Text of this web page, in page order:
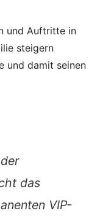
und Auftritte in
steigern
und damit seinen
das
VIP-